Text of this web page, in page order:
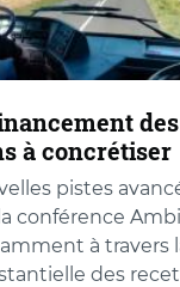
à concrétiser
pistes
conférence
à travers
des